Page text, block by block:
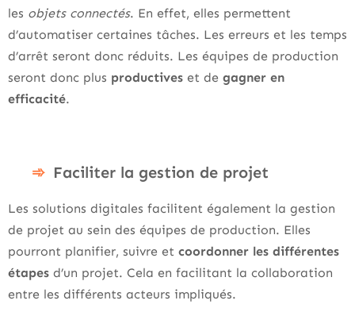
les objets connectés. En effet, elles permettent
d’automatiser certaines tâches. Les erreurs et les temps
d’arrêt seront donc réduits. Les équipes de production
seront donc plus productives et de gagner en
efficacité.
Faciliter la gestion de projet
Les solutions digitales facilitent également la gestion
de projet au sein des équipes de production. Elles
pourront planifier, suivre et coordonner les différentes
étapes d’un projet. Cela en facilitant la collaboration
entre les différents acteurs impliqués.